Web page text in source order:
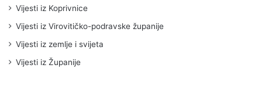
Vijesti iz Koprivnice
Vijesti iz Virovitičko-podravske županije
Vijesti iz zemlje i svijeta
Vijesti iz Županije